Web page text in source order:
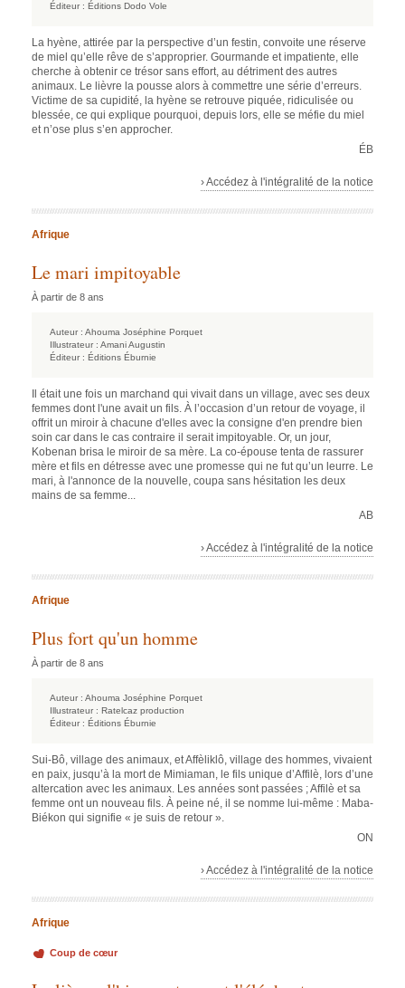
Éditeur : Éditions Dodo Vole
La hyène, attirée par la perspective d’un festin, convoite une réserve
de miel qu’elle rêve de s’approprier. Gourmande et impatiente, elle
cherche à obtenir ce trésor sans effort, au détriment des autres
animaux. Le lièvre la pousse alors à commettre une série d’erreurs.
Victime de sa cupidité, la hyène se retrouve piquée, ridiculisée ou
blessée, ce qui explique pourquoi, depuis lors, elle se méfie du miel
et n’ose plus s’en approcher.
ÉB
› Accédez à l'intégralité de la notice
Afrique
Le mari impitoyable
À partir de 8 ans
Auteur : Ahouma Joséphine Porquet
Illustrateur : Amani Augustin
Éditeur : Éditions Éburnie
Il était une fois un marchand qui vivait dans un village, avec ses deux
femmes dont l'une avait un fils. À l’occasion d’un retour de voyage, il
offrit un miroir à chacune d'elles avec la consigne d'en prendre bien
soin car dans le cas contraire il serait impitoyable. Or, un jour,
Kobenan brisa le miroir de sa mère. La co-épouse tenta de rassurer
mère et fils en détresse avec une promesse qui ne fut qu’un leurre. Le
mari, à l'annonce de la nouvelle, coupa sans hésitation les deux
mains de sa femme...
AB
› Accédez à l'intégralité de la notice
Afrique
Plus fort qu'un homme
À partir de 8 ans
Auteur : Ahouma Joséphine Porquet
Illustrateur : Ratelcaz production
Éditeur : Éditions Éburnie
Sui-Bô, village des animaux, et Affèliklô, village des hommes, vivaient
en paix, jusqu’à la mort de Mimiaman, le fils unique d’Affilè, lors d’une
altercation avec les animaux. Les années sont passées ; Affilè et sa
femme ont un nouveau fils. À peine né, il se nomme lui-même : Maba-
Biékon qui signifie « je suis de retour ».
ON
› Accédez à l'intégralité de la notice
Afrique
Coup de cœur